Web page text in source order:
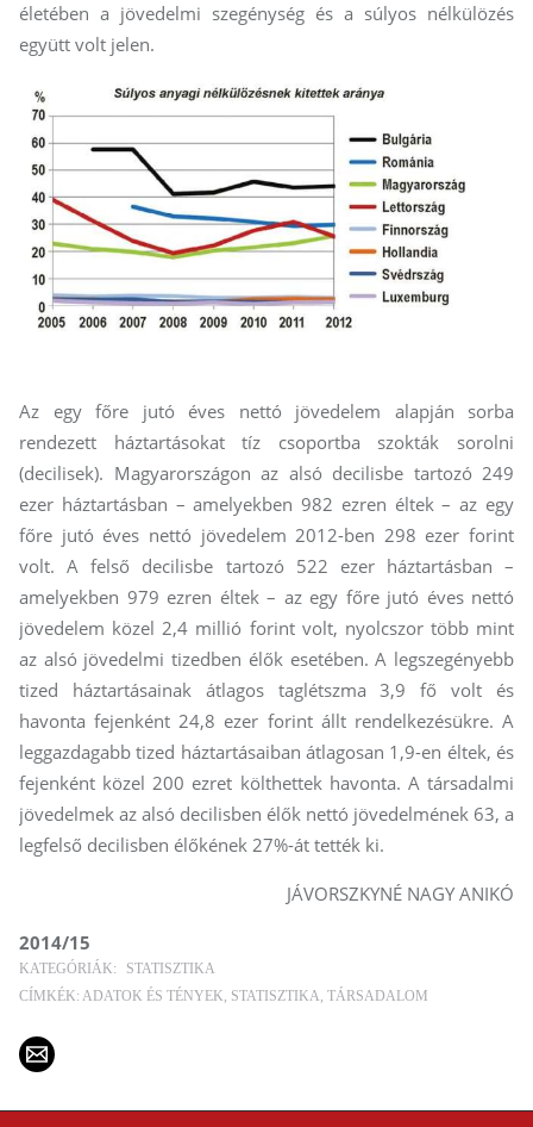
életében a jövedelmi szegénység és a súlyos nélkülözés
együtt volt jelen.
Az egy főre jutó éves nettó jövedelem alapján sorba
rendezett háztartásokat tíz csoportba szokták sorolni
(decilisek). Magyarországon az alsó decilisbe tartozó 249
ezer háztartásban – amelyekben 982 ezren éltek – az egy
főre jutó éves nettó jövedelem 2012-ben 298 ezer forint
volt. A felső decilisbe tartozó 522 ezer háztartásban –
amelyekben 979 ezren éltek – az egy főre jutó éves nettó
jövedelem közel 2,4 millió forint volt, nyolcszor több mint
az alsó jövedelmi tizedben élők esetében. A legszegényebb
tized háztartásainak átlagos taglétszma 3,9 fő volt és
havonta fejenként 24,8 ezer forint állt rendelkezésükre. A
leggazdagabb tized háztartásaiban átlagosan 1,9-en éltek, és
fejenként közel 200 ezret költhettek havonta. A társadalmi
jövedelmek az alsó decilisben élők nettó jövedelmének 63, a
legfelső decilisben élőkének 27%-át tették ki.
JÁVORSZKYNÉ NAGY ANIKÓ
2014/15
KATEGÓRIÁK:
STATISZTIKA
CÍMKÉK: ADATOK ÉS TÉNYEK STATISZTIKA TÁRSADALOM